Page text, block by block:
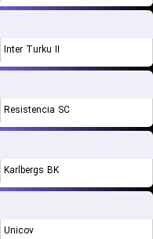
Inter Turku II
Resistencia SC
Karlbergs BK
Unicov